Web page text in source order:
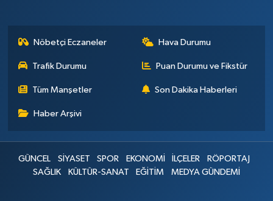
Nöbetçi Eczaneler Hava Durumu
Trafik Durumu Puan Durumu ve Fikstür
Tüm Manşetler Son Dakika Haberleri
Haber Arşivi
GÜNCEL SİYASET SPOR EKONOMİ İLÇELER
RÖPORTAJ
SAĞLIK
KÜLTÜR-SANAT EĞİTİM MEDYA GÜNDEMİ